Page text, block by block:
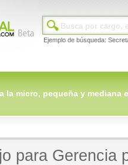
Ejemplo de búsqueda:
la micro, pequeña y mediana
para Gerencia